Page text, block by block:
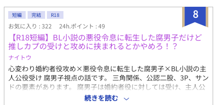
8
短編 完結 R18
お気に入り : 322 24h.ポイント : 49
【R18短編】BL小説の悪役令息に転生した腐男子だけど
推しカプの受けと攻めに挟まれるとかやめろ！？
ナイトウ
心変わり婚約者役攻め×悪役令息に転生した腐男子×BL小説の主
人公役受け 腐男子視点の話です。 三角関係、公認二股、3P、サン
ドの要素があります。 腐男子は婚約者役に対しては受け、主人公
役に対しては攻めです。 3P中婚約者役と主人公役の絡みシーンも
続きを読む